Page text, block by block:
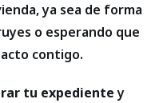
ya sea de forma
o esperando que
contigo.
tu expedientey